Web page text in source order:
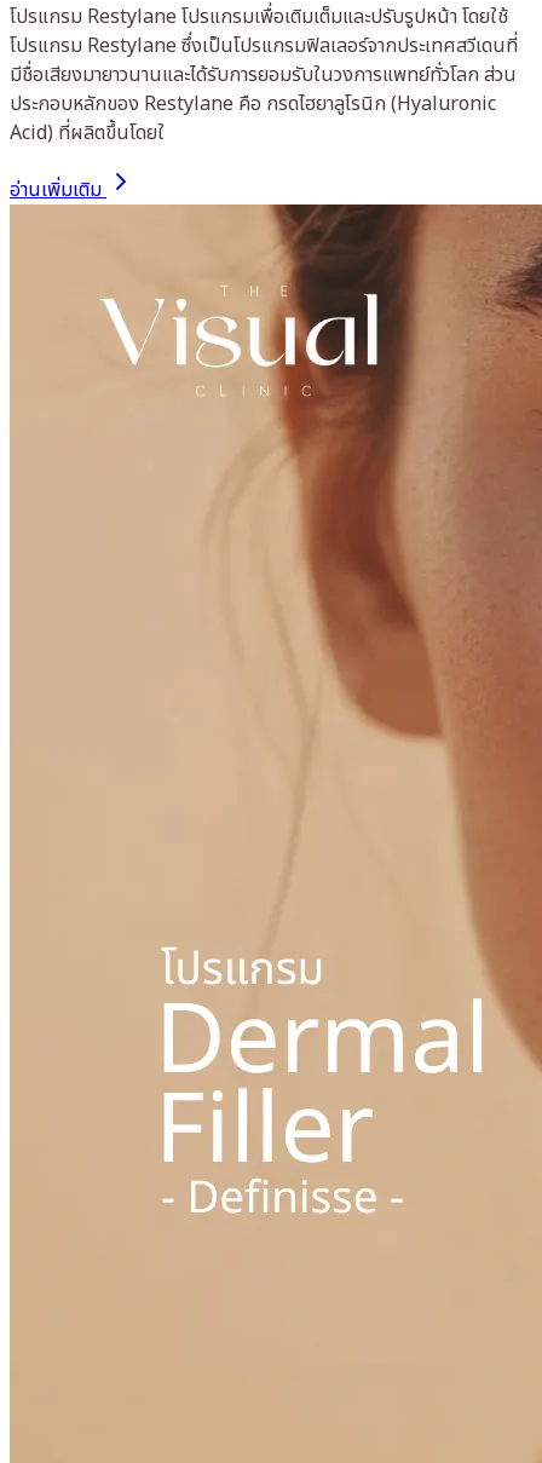
โปรแกรม Restylane โปรแกรมเพื่อเติมเต็มและปรับรูปหน้า โดยใช้
โปรแกรม Restylane ซึ่งเป็นโปรแกรมฟิลเลอร์จากประเทศสวีเดนที่
มีชื่อเสียงมายาวนานและได้รับการยอมรับในวงการแพทย์ทั่วโลก ส่วน
ประกอบหลักของ Restylane คือ กรดไฮยาลูโรนิก (Hyaluronic
Acid) ที่ผลิตขึ้นโดยใ
อ่านเพิ่มเติม